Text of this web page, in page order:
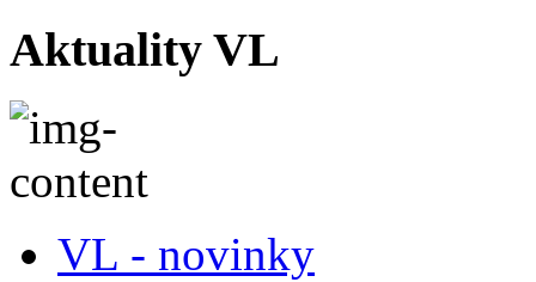
Aktuality VL
VL - novinky